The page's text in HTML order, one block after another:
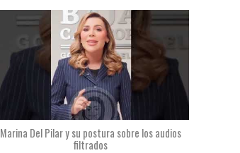
Marina Del Pilar y su postura sobre los audios
filtrados